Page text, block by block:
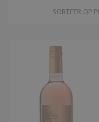
SORTEER OP